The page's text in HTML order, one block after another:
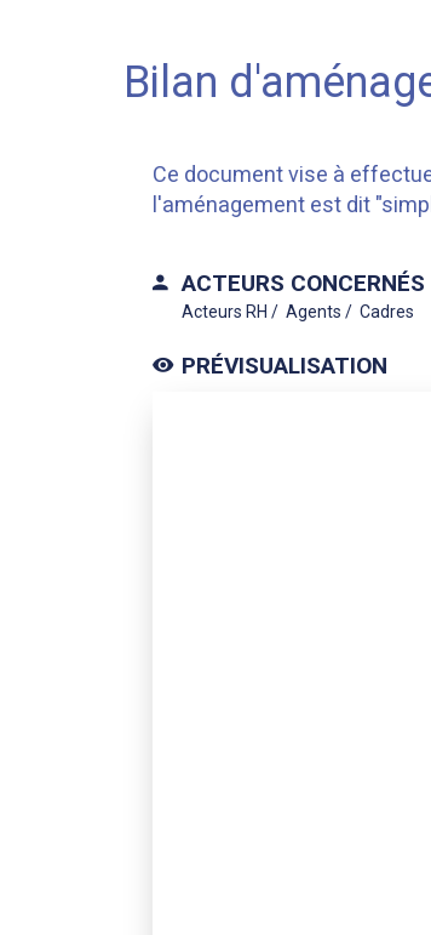
Bilan
Ce document vise à
l'aménagement est dit
ACTEURS CONCERNÉS
Acteurs RH Agents Cadres
PRÉVISUALISATION